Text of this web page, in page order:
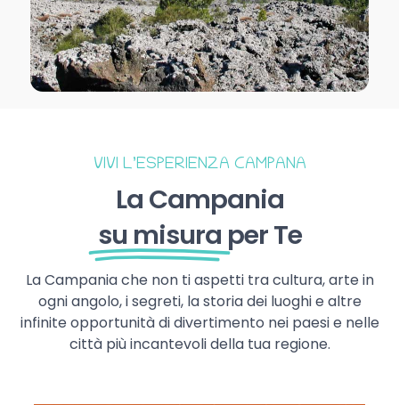
VIVI L’ESPERIENZA CAMPANA
La Campania
su misura per Te
La Campania che non ti aspetti tra cultura, arte in
ogni angolo, i segreti, la storia dei luoghi e altre
infinite opportunità di divertimento nei paesi e nelle
città più incantevoli della tua regione.